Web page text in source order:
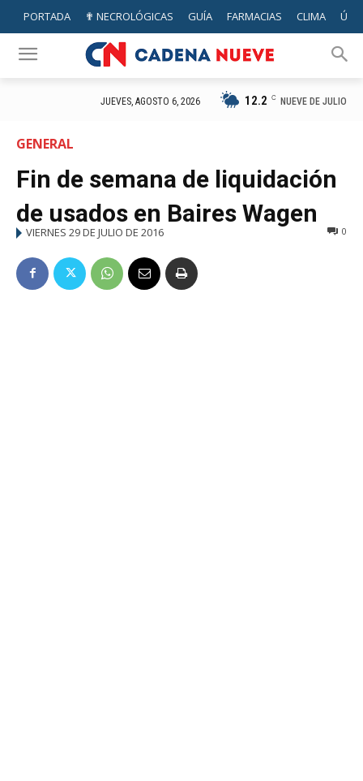
PORTADA ✟ NECROLÓGICAS GUÍA FARMACIAS CLIMA
JUEVES, AGOSTO 6, 2026 12.2 C NUEVE DE JULIO
GENERAL
Fin de semana de liquidación
de usados en Baires Wagen
VIERNES 29 DE JULIO DE 2016 0